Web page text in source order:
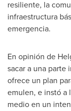
resiliente, la
infraestructura
emergencia.
En opinión de
sacar a una
ofrece un plan
emulen, e instó a
medio en un